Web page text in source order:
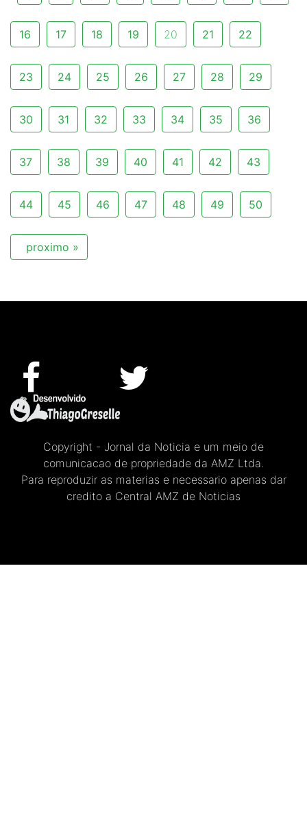
16 17 18 19 20 21 22
23 24 25 26 27 28 29
30 31 32 33 34 35 36
37 38 39 40 41 42 43
44 45 46 47 48 49 50
proximo »
Copyright - Jornal da Noticia e um meio de
comunicacao de propriedade da AMZ Ltda.
Para reproduzir as materias e necessario apenas dar
credito a Central AMZ de Noticias